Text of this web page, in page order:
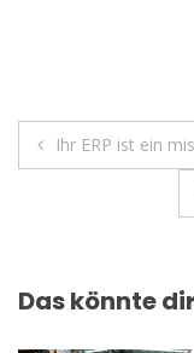
Ihr ERP ist ein
Das könnte